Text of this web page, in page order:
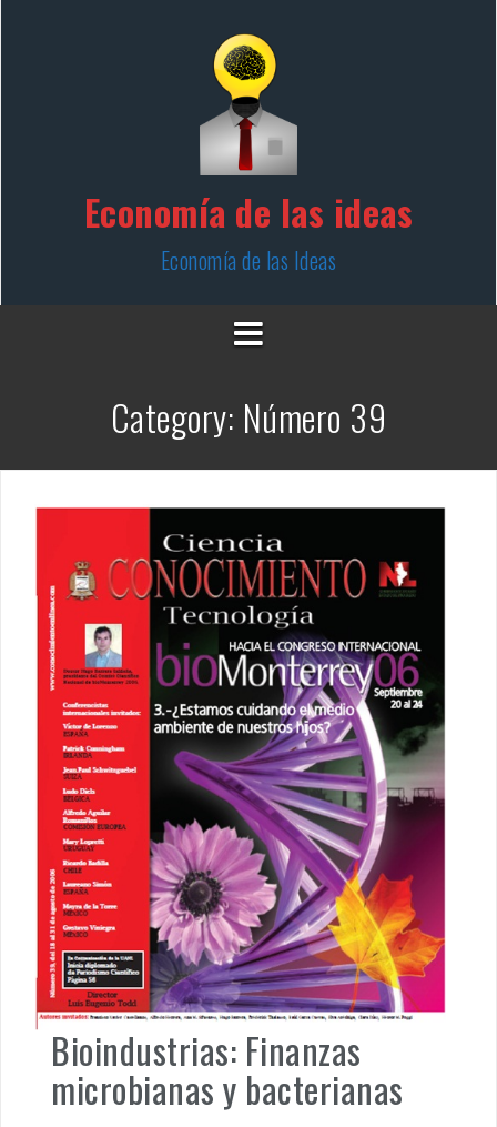
Economía de las ideas
Economía de las Ideas
Category: Número 39
Bioindustrias: Finanzas
microbianas y bacterianas